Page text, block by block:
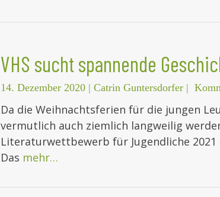
VHS sucht spannende
14. Dezember 2020 | Catrin Guntersdorfer |
Da die Weihnachtsferien für die jungen
vermutlich auch ziemlich langweilig
Literaturwettbewerb für Jugendliche
Das mehr…